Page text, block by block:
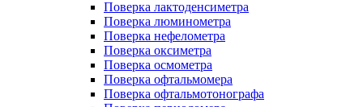
Поверка лактоденсиметра
Поверка люминометра
Поверка нефелометра
Поверка оксиметра
Поверка осмометра
Поверка офтальмомера
Поверка офтальмотонографа